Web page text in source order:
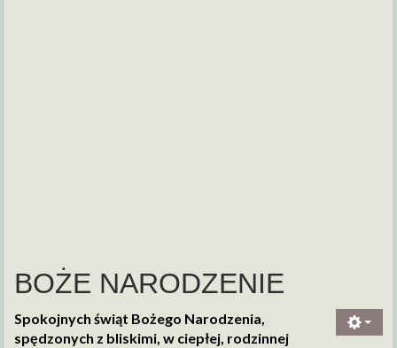
BOŻE NARODZENIE
Spokojnych świąt Bożego Narodzenia,
spędzonych z bliskimi, w ciepłej, rodzinnej